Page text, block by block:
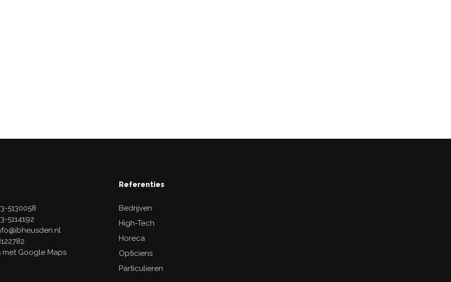
5130058
5114192
met Google Maps
Referenties
Bedrijven
High-Tech
Horeca
Opticiens
Particulieren